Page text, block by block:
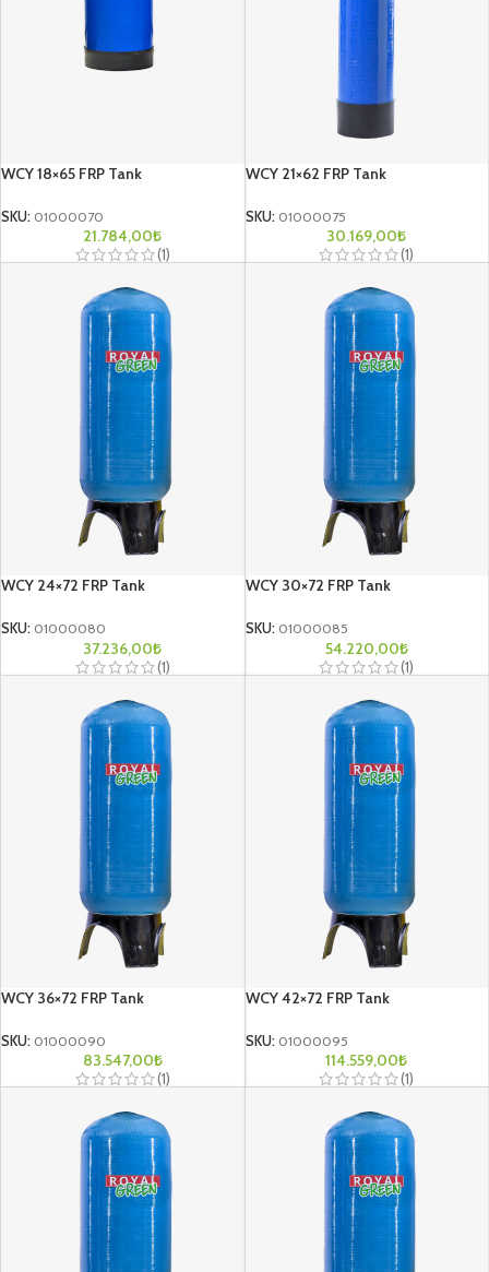
WCY 18×65 FRP Tank
SKU: 01000070
21.784,00₺
(1)
WCY 21×62 FRP Tank
SKU: 01000075
30.169,00₺
(1)
WCY 24×72 FRP Tank
SKU: 01000080
37.236,00₺
(1)
WCY 30×72 FRP Tank
SKU: 01000085
54.220,00₺
(1)
WCY 36×72 FRP Tank
SKU: 01000090
83.547,00₺
(1)
WCY 42×72 FRP Tank
SKU: 01000095
114.559,00₺
(1)